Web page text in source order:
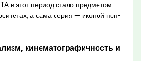
в этот период стало предметом
а сама серия — иконой поп-
кинематографичность и